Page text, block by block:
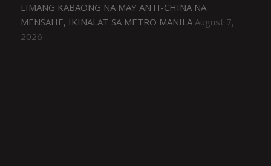
LIMANG KABAONG NA MAY ANTI-CHINA NA
MENSAHE, IKINALAT SA METRO MANILA August 7,
2026